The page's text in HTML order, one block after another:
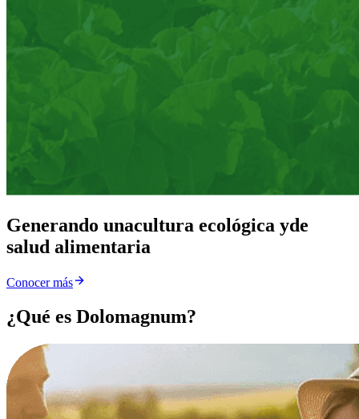
Generando unacultura ecológica yde
salud alimentaria
Conocer más
¿Qué es Dolomagnum?